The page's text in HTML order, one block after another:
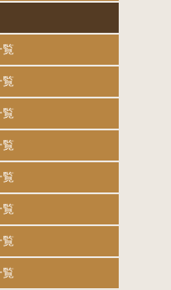
覧
覧
覧
覧
覧
覧
覧
覧